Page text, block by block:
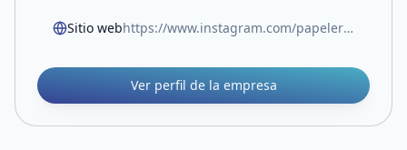
Sitio web https://www.instagram.com/papeleriablock.sl?igsh=MW05Z3RocjUwOTlvOA%3D%3D
Ver perfil de la empresa